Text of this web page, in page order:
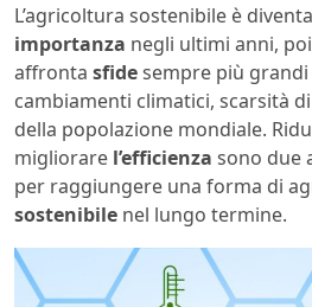
L’agricoltura sostenibile è
importanza negli ultimi anni,
affronta sfidesempre più
cambiamenti climatici, scarsità
della popolazione mondiale.
migliorare l’efficienza sono due
per raggiungere una forma di
sostenibile nel lungo termine.